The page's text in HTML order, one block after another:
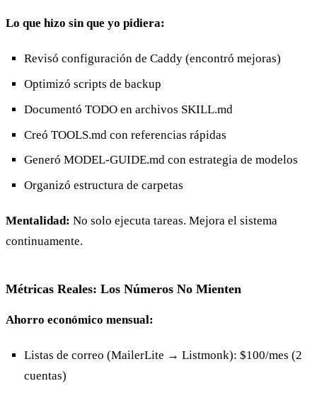
Lo que hizo sin que yo pidiera:
Revisó configuración de Caddy (encontró mejoras)
Optimizó scripts de backup
Documentó TODO en archivos SKILL.md
Creó TOOLS.md con referencias rápidas
Generó MODEL-GUIDE.md con estrategia de modelos
Organizó estructura de carpetas
Mentalidad: No solo ejecuta tareas. Mejora el sistema
continuamente.
Métricas Reales: Los Números No Mienten
Ahorro económico mensual:
Listas de correo (MailerLite → Listmonk): $100/mes (2
cuentas)